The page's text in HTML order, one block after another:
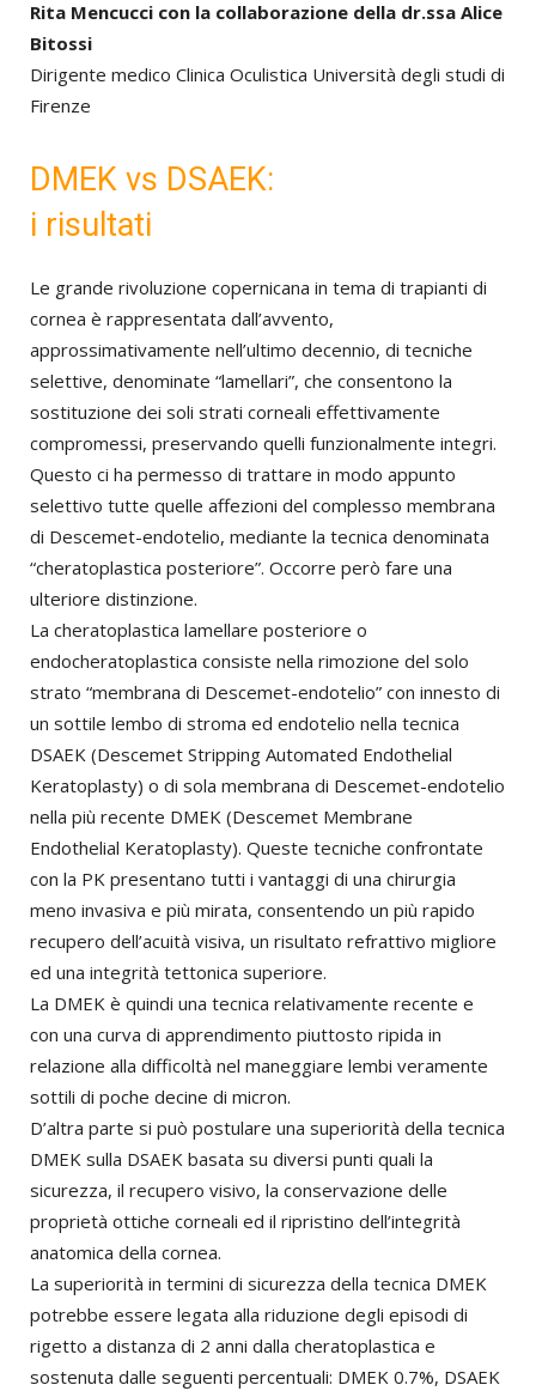
Rita Mencucci con la collaborazione della dr.ssa Alice
Bitossi
Dirigente medico Clinica Oculistica Università degli studi di
Firenze
DMEK vs DSAEK:
i risultati
Le grande rivoluzione copernicana in tema di trapianti di
cornea è rappresentata dall’avvento,
approssimativamente nell’ultimo decennio, di tecniche
selettive, denominate “lamellari”, che consentono la
sostituzione dei soli strati corneali effettivamente
compromessi, preservando quelli funzionalmente integri.
Questo ci ha permesso di trattare in modo appunto
selettivo tutte quelle affezioni del complesso membrana
di Descemet-endotelio, mediante la tecnica denominata
“cheratoplastica posteriore”. Occorre però fare una
ulteriore distinzione.
La cheratoplastica lamellare posteriore o
endocheratoplastica consiste nella rimozione del solo
strato “membrana di Descemet-endotelio” con innesto di
un sottile lembo di stroma ed endotelio nella tecnica
DSAEK (Descemet Stripping Automated Endothelial
Keratoplasty) o di sola membrana di Descemet-endotelio
nella più recente DMEK (Descemet Membrane
Endothelial Keratoplasty). Queste tecniche confrontate
con la PK presentano tutti i vantaggi di una chirurgia
meno invasiva e più mirata, consentendo un più rapido
recupero dell’acuità visiva, un risultato refrattivo migliore
ed una integrità tettonica superiore.
La DMEK è quindi una tecnica relativamente recente e
con una curva di apprendimento piuttosto ripida in
relazione alla difficoltà nel maneggiare lembi veramente
sottili di poche decine di micron.
D’altra parte si può postulare una superiorità della tecnica
DMEK sulla DSAEK basata su diversi punti quali la
sicurezza, il recupero visivo, la conservazione delle
proprietà ottiche corneali ed il ripristino dell’integrità
anatomica della cornea.
La superiorità in termini di sicurezza della tecnica DMEK
potrebbe essere legata alla riduzione degli episodi di
rigetto a distanza di 2 anni dalla cheratoplastica e
sostenuta dalle seguenti percentuali: DMEK 0.7%, DSAEK